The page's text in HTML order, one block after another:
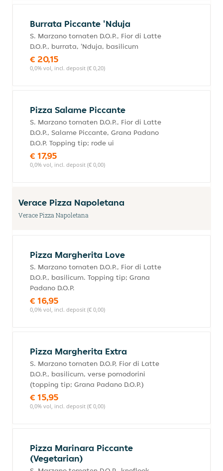
Burrata Piccante 'Nduja
S. Marzano tomaten D.O.P., Fior di Latte
D.O.P., burrata, 'Nduja, basilicum
€ 20,15
0,0% vol, incl. deposit (€ 0,20)
Pizza Salame Piccante
S. Marzano tomaten D.O.P., Fior di Latte
D.O.P., Salame Piccante, Grana Padano
D.O.P. Topping tip; rode ui
€ 17,95
0,0% vol, incl. deposit (€ 0,00)
Verace Pizza Napoletana
Verace Pizza Napoletana
Pizza Margherita Love
S. Marzano tomaten D.O.P., Fior di Latte
D.O.P., basilicum. Topping tip; Grana
Padano D.O.P.
€ 16,95
0,0% vol, incl. deposit (€ 0,00)
Pizza Margherita Extra
S. Marzano tomaten D.O.P, Fior di Latte
D.O.P., basilicum, verse pomodorini
(topping tip; Grana Padano D.O.P.)
€ 15,95
0,0% vol, incl. deposit (€ 0,00)
Pizza Marinara Piccante
(Vegetarian)